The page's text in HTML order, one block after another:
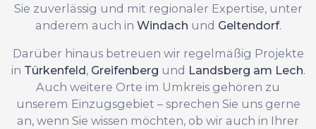
Sie zuverlässig und mit regionaler Expertise, unter
anderem auch in Windach und Geltendorf.
Darüber hinaus betreuen wir regelmäßig Projekte
in Türkenfeld, Greifenberg und Landsberg am Lech.
Auch weitere Orte im Umkreis gehören zu
unserem Einzugsgebiet – sprechen Sie uns gerne
an, wenn Sie wissen möchten, ob wir auch in Ihrer